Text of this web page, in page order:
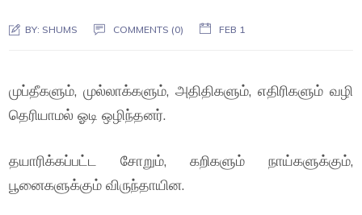
BY: SHUMS COMMENTS (0) FEB 1
முப்தீகளும், முல்லாக்களும், அதிதிகளும், எதிரிகளும் வழி
தெரியாமல் ஓடி ஒழிந்தனர்.
தயாரிக்கப்பட்ட சோறும், கறிகளும் நாய்களுக்கும்,
பூனைகளுக்கும் விருந்தாயின.